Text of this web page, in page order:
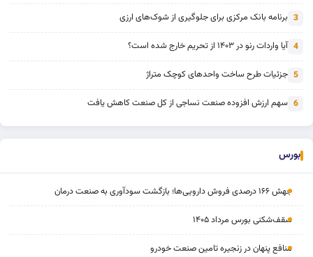
3 برنامه بانک مرکزی برای جلوگیری از شوک‌های ارزی
4 آیا واردات رنو در ۱۴۰۳ از تحریم خارج شده است؟
5 جزئیات طرح ساخت واحدهای کوچک متراژ
6 سهم ارزش افزوده صنعت نساجی از کل صنعت کاهش یافت
بورس
جهش ۱۶۶ درصدی فروش دارویی‌ها؛ بازگشت سودآوری به صنعت درمان
سقف‌شکنی بورس مرداد ۱۴۰۵
منافع پنهان در زنجیره تامین صنعت خودرو